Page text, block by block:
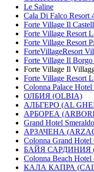
Le Saline
Cala Di Falco Resort
Forte Village Il
Forte Village Resort
Forte Village Resort
ForteVillageResort
Forte Village Il
Forte Village Il
Forte Village Resort
Colonna Palace
ОЛБИЯ (OLBIA)
АЛЬГЕРО (AL
АРБОРЕА
Grand Hotel
АРЗАЧЕНА
Colonna Grand Hotel
БАЙЯ САРДИНИЯ
Colonna Beach
КАЛА КАПРА